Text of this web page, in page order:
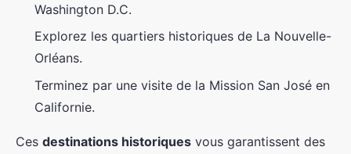
Washington D.C.
Explorez les quartiers historiques de La Nouvelle-
Orléans.
Terminez par une visite de la Mission San José en
Californie.
Ces destinations historiques vous garantissent des